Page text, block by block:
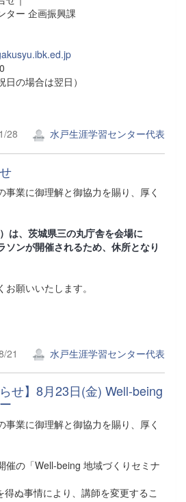
ター 企画振興課
の場合は翌日）
28
水戸生涯学習センター代表
事業に御理解と御協力を賜り、厚く
は、茨城県三の丸庁舎を会場に
ソンが開催されるため、休所となり
願いいたします。
21
水戸生涯学習センター代表
せ】8月23日(金) Well-being
事業に御理解と御協力を賜り、厚く
催の「Well-being 地域づくりセミナ
ぬ事情により、講師を変更するこ